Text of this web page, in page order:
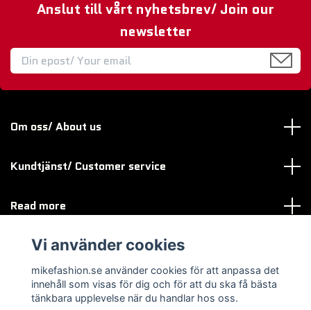
Anslut till vårt nyhetsbrev/ Join our
newsletter
Om oss/ About us
Kundtjänst/ Customer service
Read more
Sociala medier
Vi använder cookies
mikefashion.se använder cookies för att anpassa det
innehåll som visas för dig och för att du ska få bästa
tänkbara upplevelse när du handlar hos oss.